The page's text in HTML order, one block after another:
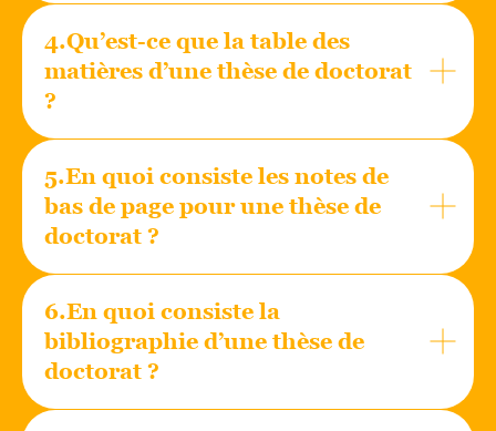
4.Qu’est-ce que la table des
matières d’une thèse de doctorat
?
5.En quoi consiste les notes de
bas de page pour une thèse de
doctorat ?
6.En quoi consiste la
bibliographie d’une thèse de
doctorat ?